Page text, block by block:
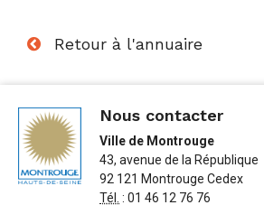
Retour à l'annuaire
Nous contacter
Ville de Montrouge
43, avenue de la République
92 121 Montrouge Cedex
Tél. : 01 46 12 76 76